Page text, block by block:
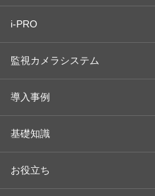
i-PRO
監視カメラシステム
導入事例
基礎知識
お役立ち